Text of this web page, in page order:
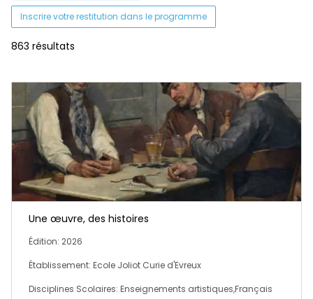
Inscrire votre restitution dans le programme
863 résultats
Une œuvre, des histoires
Édition: 2026
Établissement: Ecole Joliot Curie d'Evreux
Disciplines Scolaires: Enseignements artistiques,Français